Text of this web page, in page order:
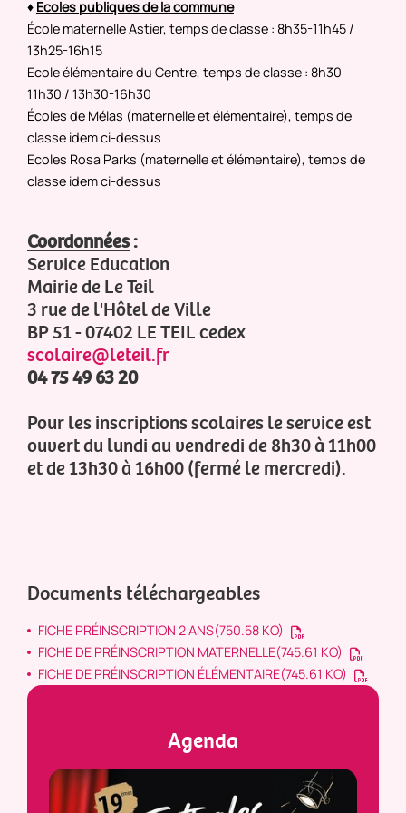
♦ Ecoles publiques de la commune
École maternelle Astier, temps de classe : 8h35-11h45 /
13h25-16h15
Ecole élémentaire du Centre, temps de classe : 8h30-
11h30 / 13h30-16h30
Écoles de Mélas (maternelle et élémentaire), temps de
classe idem ci-dessus
Ecoles Rosa Parks (maternelle et élémentaire), temps de
classe idem ci-dessus
Coordonnées:
Service Education
Mairie de Le Teil
3 rue de l'Hôtel de Ville
BP 51 - 07402 LE TEIL cedex
scolaire@leteil.fr
04 75 49 63 20
Pour les inscriptions scolaires le service est
ouvert du lundi au vendredi de 8h30 à 11h00
et de 13h30 à 16h00 (fermé le mercredi).
Documents téléchargeables
FICHE PRÉINSCRIPTION 2 ANS(750.58 KO)
FICHE DE PRÉINSCRIPTION MATERNELLE(745.61 KO)
FICHE DE PRÉINSCRIPTION ÉLÉMENTAIRE(745.61 KO)
Agenda